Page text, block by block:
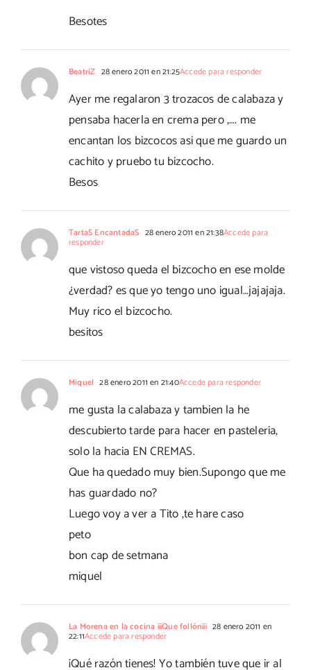
Besotes
BeatriZ 28 enero 2011 en 21:25Accede para responder
Ayer me regalaron 3 trozacos de calabaza y
pensaba hacerla en crema pero ,…. me
encantan los bizcocos asi que me guardo un
cachito y pruebo tu bizcocho.
Besos
TartaS EncantadaS 28 enero 2011 en 21:38Accede para
responder
que vistoso queda el bizcocho en ese molde
¿verdad? es que yo tengo uno igual…jajajaja.
Muy rico el bizcocho.
besitos
Miquel 28 enero 2011 en 21:40Accede para responder
me gusta la calabaza y tambien la he
descubierto tarde para hacer en pasteleria,
solo la hacia EN CREMAS.
Que ha quedado muy bien.Supongo que me
has guardado no?
Luego voy a ver a Tito ,te hare caso
peto
bon cap de setmana
miquel
La Morena en la cocina ¡¡¡Que follón¡¡¡ 28 enero 2011 en
22:11Accede para responder
¡Qué razón tienes! Yo también tuve que ir al